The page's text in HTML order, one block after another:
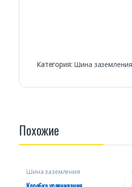
Категория: Шина заземления
Похожие
Шина заземления